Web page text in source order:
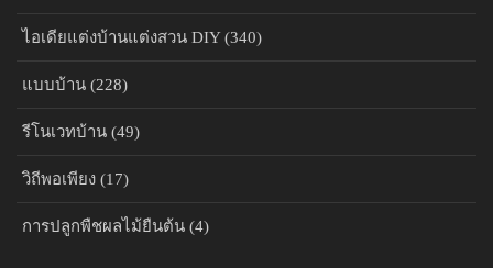
ไอเดียแต่งบ้านแต่งสวน DIY (340)
แบบบ้าน (228)
รีโนเวทบ้าน (49)
วิถีพอเพียง (17)
การปลูกพืชผลไม้ยืนต้น (4)